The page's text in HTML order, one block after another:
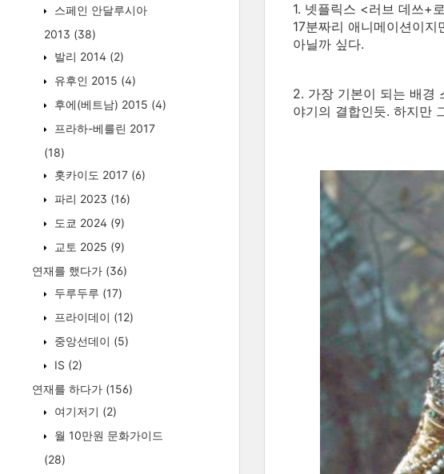
스페인 안달루시아
2013 (38)
발리 2014 (2)
유후인 2015 (4)
후에(베트남) 2015 (4)
프라하-베를린 2017
(18)
홋카이도 2017 (6)
파리 2023 (16)
도쿄 2024 (9)
교토 2025 (9)
연재를 했다가 (36)
두루두루 (17)
프라이데이 (12)
중앙선데이 (5)
IS (2)
연재를 하다가 (156)
여기저기 (2)
월 10만원 문화가이드
(28)
1. 넷플릭스 <러브 데쓰+
17분짜리 애니메이션이
아닐까 싶다.
2. 가장 기본이 되는 배경
야기의 결합인듯. 하지만